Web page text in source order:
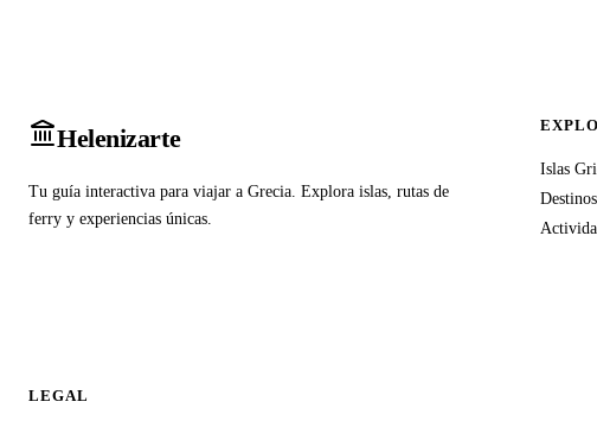
Helenizarte
Tu guía interactiva para viajar a Grecia. Explora islas, rutas de
ferry y experiencias únicas.
Islas
LEGAL